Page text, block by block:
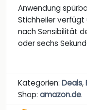
Anwendung
Stichheiler verfügt
nach Sensibilität
oder sechs
Kategorien: Deals,
Shop: amazon.de.